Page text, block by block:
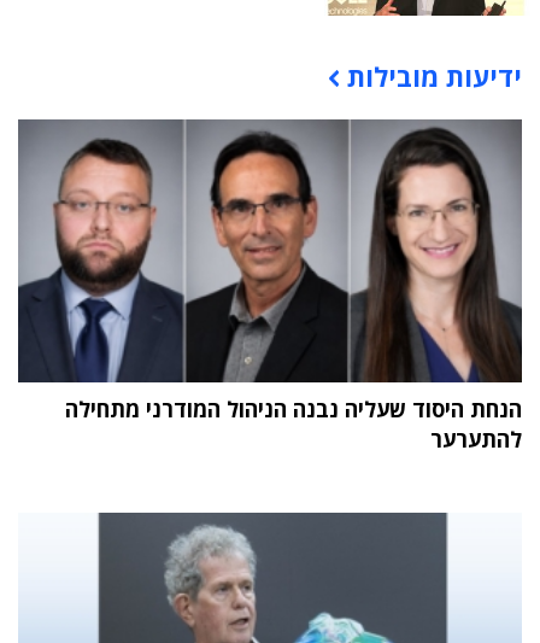
תוכן פרסומי
ידיעות מובילות
הנחת היסוד שעליה נבנה הניהול המודרני מתחילה
להתערער